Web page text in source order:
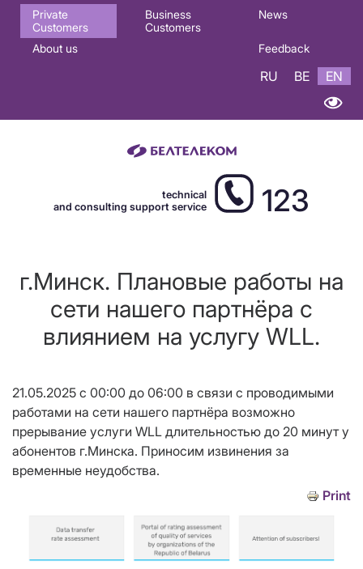
Основная
навигация
Private
Customers
Business
Customers
News
About us Feedback
RU BE EN
technical
and consulting support service
123
г.Минск. Плановые работы на
сети нашего партнёра с
влиянием на услугу WLL.
21.05.2025 с 00:00 до 06:00 в связи с проводимыми
работами на сети нашего партнёра возможно
прерывание услуги WLL длительностью до 20 минут у
абонентов г.Минска. Приносим извинения за
временные неудобства.
Print